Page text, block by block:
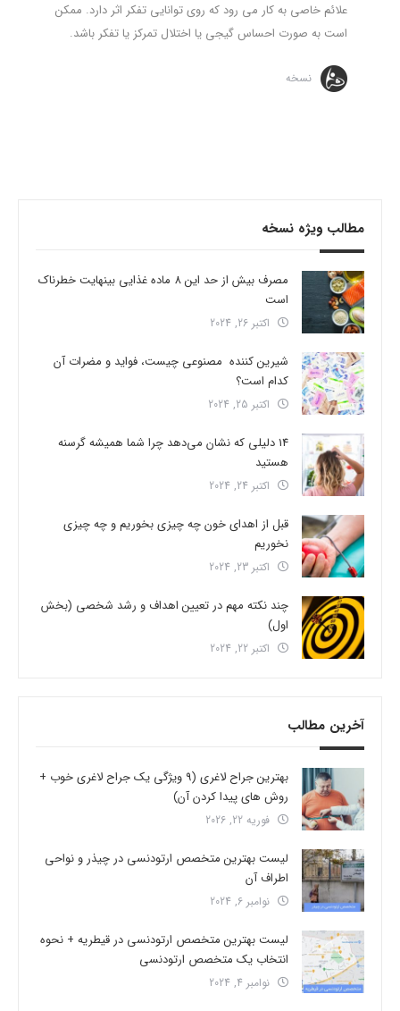
علائم خاصی به کار می رود که روی توانایی تفکر اثر دارد. ممکن
است به صورت احساس گیجی یا اختلال تمرکز یا تفکر باشد.
نسخه
مطالب ویژه نسخه
مصرف بیش از حد این 8 ماده غذایی بینهایت خطرناک
است
اکتبر 26, 2024
شیرین کننده مصنوعی چیست، فواید و مضرات آن
کدام است؟
اکتبر 25, 2024
14 دلیلی که نشان می‌دهد چرا شما همیشه گرسنه
هستید
اکتبر 24, 2024
قبل از اهدای خون چه چیزی بخوریم و چه چیزی
نخوریم
اکتبر 23, 2024
چند نکته مهم در تعیین اهداف و رشد شخصی (بخش
اول)
اکتبر 22, 2024
آخرین مطالب
بهترین جراح لاغری (9 ویژگی یک جراح لاغری خوب +
روش های پیدا کردن آن)
فوریه 22, 2026
لیست بهترین متخصص ارتودنسی در چیذر و نواحی
اطراف آن
نوامبر 6, 2024
لیست بهترین متخصص ارتودنسی در قیطریه + نحوه
انتخاب یک متخصص ارتودنسی
نوامبر 4, 2024